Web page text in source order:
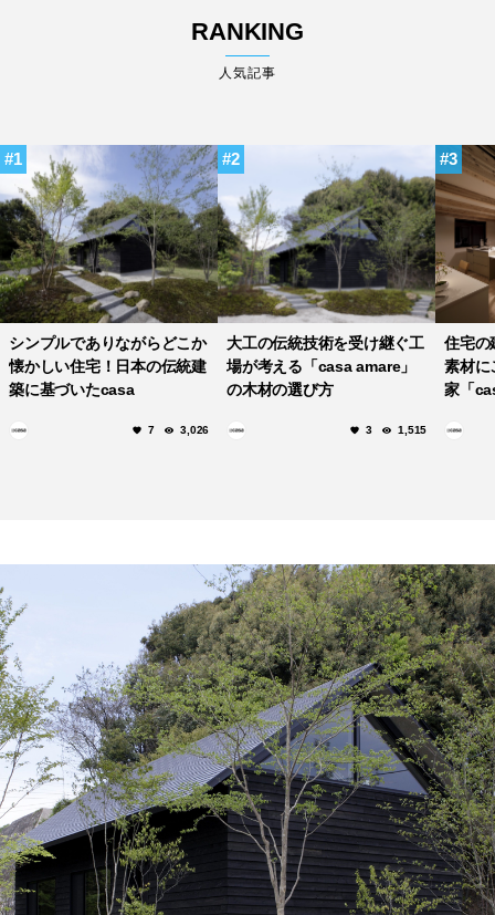
RANKING
人気記事
1
シンプルでありながらどこか
懐かしい住宅！日本の伝統建
築に基づいたcasa
の魅力
7 3,026
2
大工の伝統技術を受け継ぐ工
場が考える「casa amare」
の木材の選び方
3 1,515
3
住宅
素材に
家「